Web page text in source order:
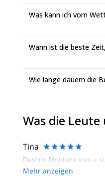
Was kann ich vom
Wann ist die beste
Wie lange dauern die
Was die
Tina
Destino Montana was a
Mehr anzeigen